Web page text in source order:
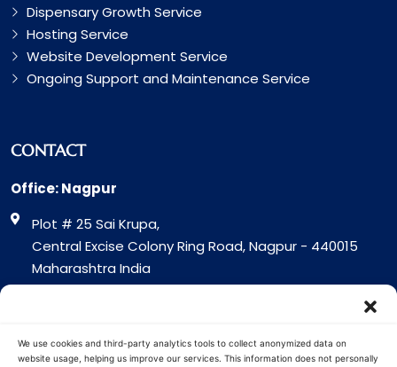
We use cookies and third-party analytics tools to collect anonymized data on
website usage, helping us improve our services. This information does not personally
Dispensary Growth Service
Hosting Service
Website Development Service
Ongoing Support and Maintenance Service
CONTACT
Office: Nagpur
Plot # 25 Sai Krupa,
Central Excise Colony Ring Road, Nagpur - 440015
Maharashtra India
317 Green Plaza Motha Varacha, Near VIP Circle
Surat - 394101